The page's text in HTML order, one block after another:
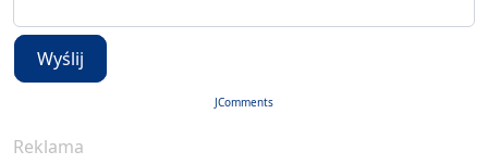
Wyślij
JComments
Reklama